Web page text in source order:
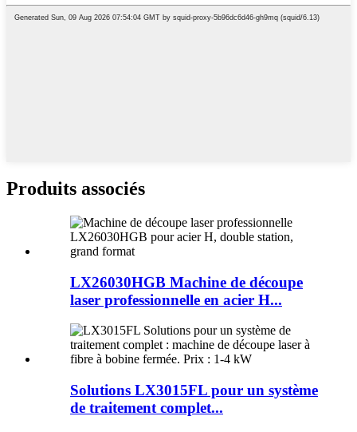
Produits associés
LX26030HGB Machine de découpe
laser professionnelle en acier H...
Solutions LX3015FL pour un système
de traitement complet...